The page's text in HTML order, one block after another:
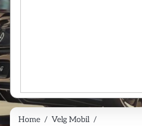
Home
Velg Mobil